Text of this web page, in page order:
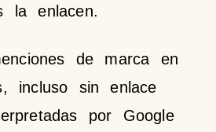
la enlacen.
de marca en
incluso sin enlace
por Google